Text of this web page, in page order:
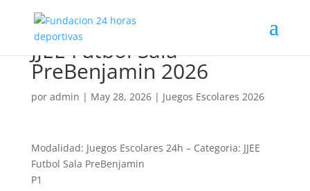
JJEE Futbol Sala
PreBenjamin 2026
por admin | May 28, 2026| Juegos Escolares 2026
Modalidad: Juegos Escolares 24h – Categoria: JJEE
Futbol Sala PreBenjamin
P1